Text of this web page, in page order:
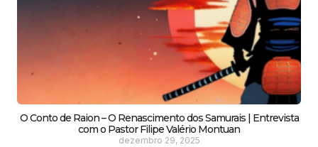
O Conto de Raion – O Renascimento dos Samurais | Entrevista
com o Pastor Filipe Valério Montuan
dezembro 29, 2025